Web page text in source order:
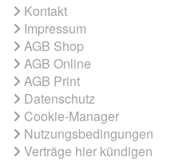
Kontakt
Impressum
AGB Shop
AGB Online
AGB Print
Datenschutz
Cookie-Manager
Nutzungsbedingungen
Verträge hier kündigen